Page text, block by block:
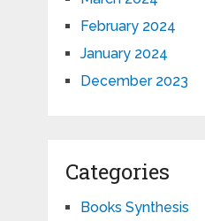
February 2024
January 2024
December 2023
Categories
Books Synthesis